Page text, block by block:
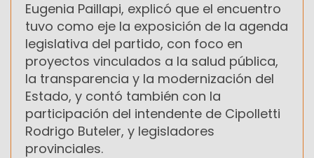
Eugenia Paillapi, explicó que el encuentro
tuvo como eje la exposición de la agenda
legislativa del partido, con foco en
proyectos vinculados a la salud pública,
la transparencia y la modernización del
Estado, y contó también con la
participación del intendente de Cipolletti
Rodrigo Buteler, y legisladores
provinciales.